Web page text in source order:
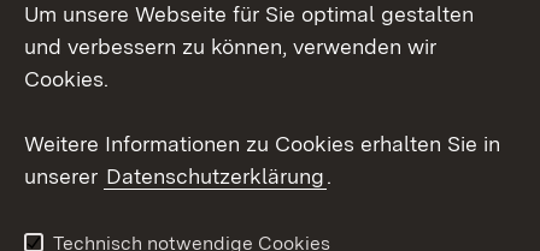
Link zum Landesportal
Cookies
Um unsere Webseite für Sie optimal gestalten
und verbessern zu können, verwenden wir
Cookies.
Weitere Informationen zu Cookies erhalten Sie in
unserer Datenschutzerklärung.
Technisch notwendige Cookies